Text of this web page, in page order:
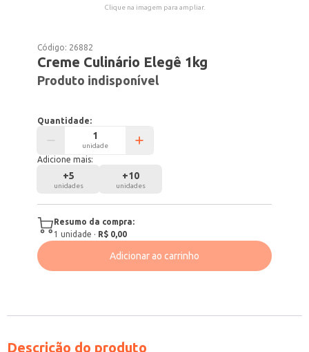
Clique na imagem para ampliar.
Código: 26882
Creme Culinário Elegê 1kg
Produto indisponível
Quantidade:
unidade
Adicione mais:
+5
unidades
+10
unidades
Resumo da compra:
1 unidade · R$ 0,00
Adicionar ao carrinho
Descrição do produto